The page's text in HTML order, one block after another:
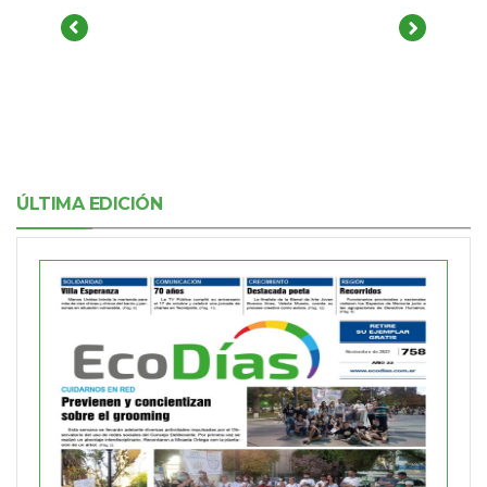
ÚLTIMA EDICIÓN